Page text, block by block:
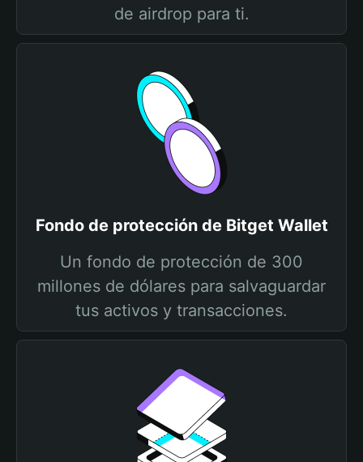
de airdrop para ti.
Fondo de protección de Bitget Wallet
Un fondo de protección de 300
millones de dólares para salvaguardar
tus activos y transacciones.